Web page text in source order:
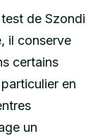
de Szondi
il conserve
certains
en
un